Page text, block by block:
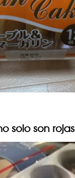
solo son rojas